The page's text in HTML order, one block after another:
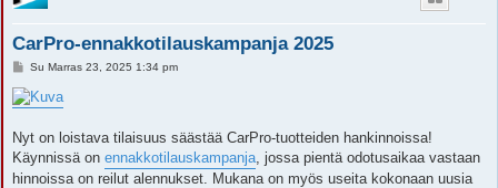
CarPro-ennakkotilauskampanja 2025
V
e
s
Su Marras 23, 2025 1:34 pm
Nyt on loistava tilaisuus säästää CarPro-tuotteiden hankinnoissa!
Käynnissä on ennakkotilauskampanja , jossa pientä odotusaikaa vastaan
hinnoissa on reilut alennukset. Mukana on myös useita kokonaan uusia